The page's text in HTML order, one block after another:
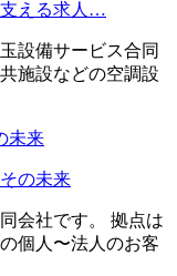
える求人…
設備サービス合同
施設などの空調設
の未来
会社です。 拠点は
個人〜法人のお客